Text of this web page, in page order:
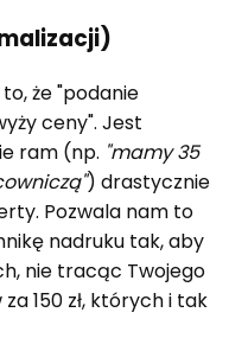
że "podanie
ceny". Jest
ram (np. "mamy 35
) drastycznie
Pozwala nam to
nadruku tak, aby
nie tracąc Twojego
150 zł, których i tak